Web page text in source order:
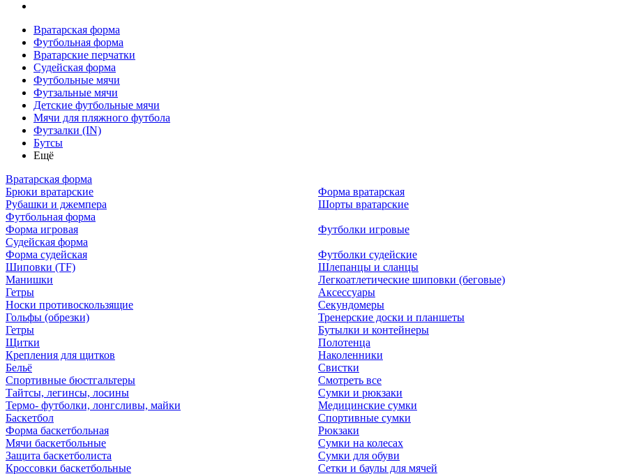
Вратарская форма
Футбольная форма
Вратарские перчатки
Судейская форма
Футбольные мячи
Футзальные мячи
Детские футбольные мячи
Мячи для пляжного футбола
Футзалки (IN)
Бутсы
Ещё
Вратарская форма
Брюки вратарские
Рубашки и джемпера
Форма вратарская
Шорты вратарские
Футбольная форма
Форма игровая
Футболки игровые
Судейская форма
Форма судейская
Футболки судейские
Шиповки (TF)
Манишки
Гетры
Носки противоскользящие
Гольфы (обрезки)
Гетры
Щитки
Крепления для щитков
Бельё
Спортивные бюстгальтеры
Тайтсы, легинсы, лосины
Термо- футболки, лонгсливы, майки
Баскетбол
Форма баскетбольная
Мячи баскетбольные
Защита баскетболиста
Кроссовки баскетбольные
Шлепанцы и сланцы
Легкоатлетические шиповки (беговые)
Аксессуары
Секундомеры
Тренерские доски и планшеты
Бутылки и контейнеры
Полотенца
Наколенники
Свистки
Смотреть все
Сумки и рюкзаки
Медицинские сумки
Спортивные сумки
Рюкзаки
Сумки на колесах
Сумки для обуви
Сетки и баулы для мячей